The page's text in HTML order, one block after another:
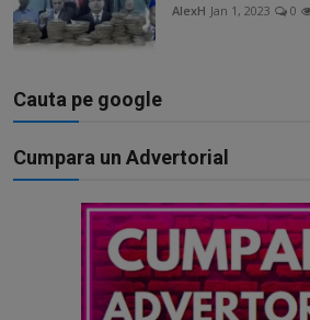
AlexH Jan 1, 2023 0
Cauta pe google
Cumpara un Advertorial